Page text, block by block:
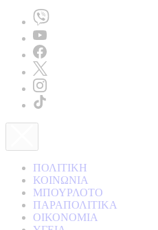
ΠΟΛΙΤΙΚΗ
ΚΟΙΝΩΝΙΑ
ΜΠΟΥΡΛΟΤΟ
ΠΑΡΑΠΟΛΙΤΙΚΑ
ΟΙΚΟΝΟΜΙΑ